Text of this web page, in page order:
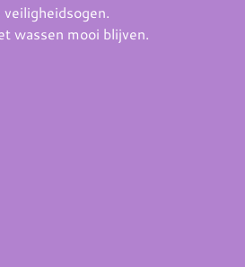
wassen mooi blijven.